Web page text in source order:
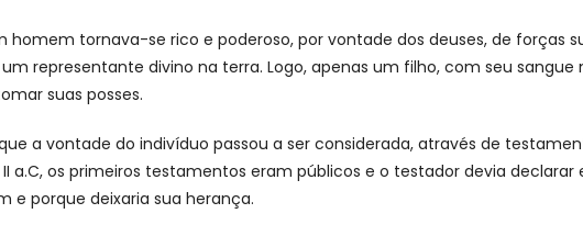
homem tornava-se rico e poderoso, por vontade dos deuses, de forças
representante divino na terra. Logo, apenas um filho, com seu sangue
suas posses.
a vontade do indivíduo passou a ser considerada, através de
a.C, os primeiros testamentos eram públicos e o testador devia declarar
e porque deixaria sua herança.